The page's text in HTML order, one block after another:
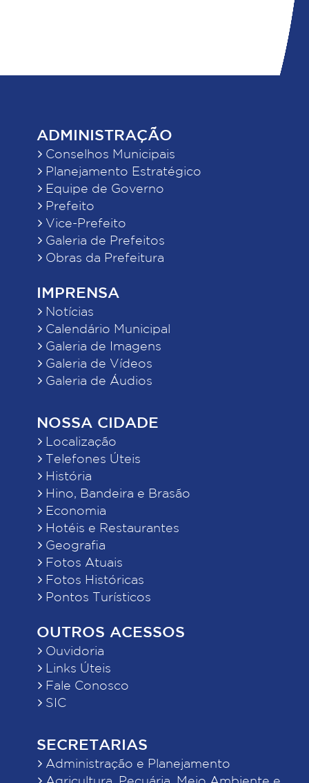
ADMINISTRAÇÃO
Conselhos Municipais
Planejamento Estratégico
Equipe de Governo
Prefeito
Vice-Prefeito
Galeria de Prefeitos
Obras da Prefeitura
IMPRENSA
Notícias
Calendário Municipal
Galeria de Imagens
Galeria de Vídeos
Galeria de Áudios
NOSSA CIDADE
Localização
Telefones Úteis
História
Hino, Bandeira e Brasão
Economia
Hotéis e Restaurantes
Geografia
Fotos Atuais
Fotos Históricas
Pontos Turísticos
OUTROS ACESSOS
Ouvidoria
Links Úteis
Fale Conosco
SIC
SECRETARIAS
Administração e Planejamento